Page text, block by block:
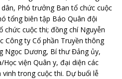
Phó trưởng Ban tổ chức cuộc
tổng biên tập Báo Quân đội
cuộc thi; đồng chí Nguyễn
Công ty Cổ phần Truyền thông
Ngọc Dương, Bí thư Đảng ủy,
Học viện Quân y, đại diện các
trong cuộc thi. Dự buổi lễ